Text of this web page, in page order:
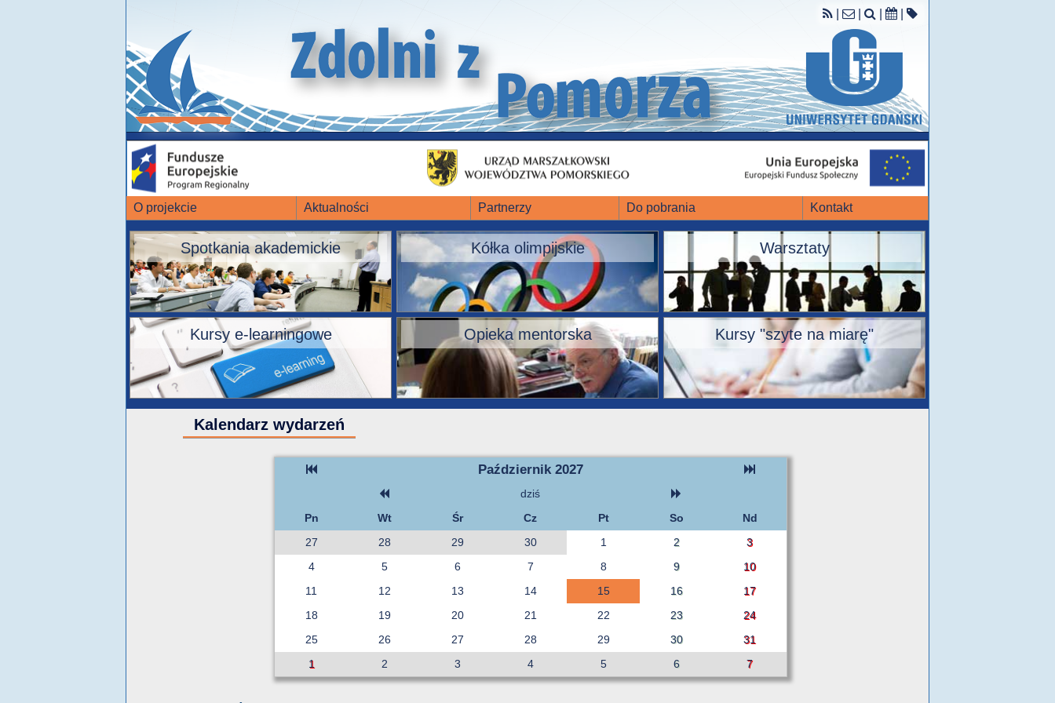
O projekcie Aktualności Partnerzy Do pobrania Kontakt
Spotkania akademickie Kółka olimpijskie Warsztaty
Kursy e-learningowe Opieka mentorska Kursy "szyte na miarę"
Kalendarz wydarzeń
Październik 2027
dziś
Pn
Wt Śr Cz Pt So
Nd
27
28 29 30 1 2
3
4
5 6 7 8 9
10
11
12 13 14 15 16
17
18
19 20 21 22 23
24
25
26 27 28 29 30
31
1
2 3 4 5 6 7